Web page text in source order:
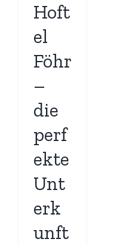
Hoft
el
Föhr
–
die
perf
ekte
Unt
erk
unft